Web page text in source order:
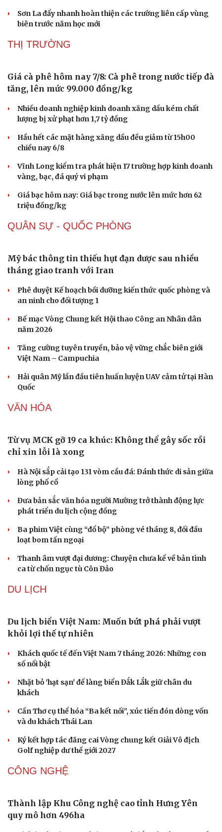
Sức khỏe
Dinh dưỡng - món ngon
Cây thuốc
Nhi khoa
Nam khoa
Phòng mạch online
Ăn sạch sống khỏe
Đời sống
Nhà đẹp
Văn hóa
Sân khấu - Điện ảnh
Giải trí
Sơn La đẩy nhanh hoàn thiện các trường liên cấp vùng
biên trước năm học mới
THỊ TRƯỜNG
Giá cà phê hôm nay 7/8: Cà phê trong nước tiếp đà
tăng, lên mức 99.000 đồng/kg
Nhiều doanh nghiệp kinh doanh xăng dầu kém chất
lượng bị xử phạt hơn 1,7 tỷ đồng
Hầu hết các mặt hàng xăng dầu đều giảm từ 15h00
chiều nay 6/8
Vĩnh Long kiểm tra phát hiện 17 trường hợp kinh doanh
vàng, bạc, đá quý vi phạm
Giá bạc hôm nay: Giá bạc trong nước lên mức hơn 62
triệu đồng/kg
QUÂN SỰ - QUỐC PHÒNG
Mỹ bác thông tin thiếu hụt đạn dược sau nhiều
tháng giao tranh với Iran
Phê duyệt Kế hoạch bồi dưỡng kiến thức quốc phòng và
an ninh cho đối tượng 1
Bế mạc Vòng Chung kết Hội thao Công an Nhân dân
năm 2026
Tăng cường tuyên truyền, bảo vệ vững chắc biên giới
Việt Nam – Campuchia
Hải quân Mỹ lần đầu tiên huấn luyện UAV cảm tử tại Hàn
Quốc
VĂN HÓA
Từ vụ MCK gỡ 19 ca khúc: Không thể gây sốc rồi
chỉ xin lỗi là xong
Hà Nội sắp cải tạo 131 vòm cầu đá: Đánh thức di sản giữa
lòng phố cổ
Đưa bản sắc văn hóa người Mường trở thành động lực
phát triển du lịch cộng đồng
Ba phim Việt cùng “đổ bộ” phòng vé tháng 8, đối đầu
loạt bom tấn ngoại
Thanh âm vượt đại dương: Chuyện chưa kể về bản tình
ca từ chốn ngục tù Côn Đảo
DU LỊCH
Du lịch biển Việt Nam: Muốn bứt phá phải vượt
khỏi lợi thế tự nhiên
Khách quốc tế đến Việt Nam 7 tháng 2026: Những con
số nổi bật
Nhặt bỏ 'hạt sạn' để làng biển Đắk Lắk giữ chân du
khách
Cần Thơ cụ thể hóa “Ba kết nối”, xúc tiến đón dòng vốn
và du khách Thái Lan
Ký kết hợp tác đăng cai Vòng chung kết Giải Vô địch
Golf nghiệp dư thế giới 2027
CÔNG NGHỆ
Thành lập Khu Công nghệ cao tỉnh Hưng Yên
quy mô hơn 496ha